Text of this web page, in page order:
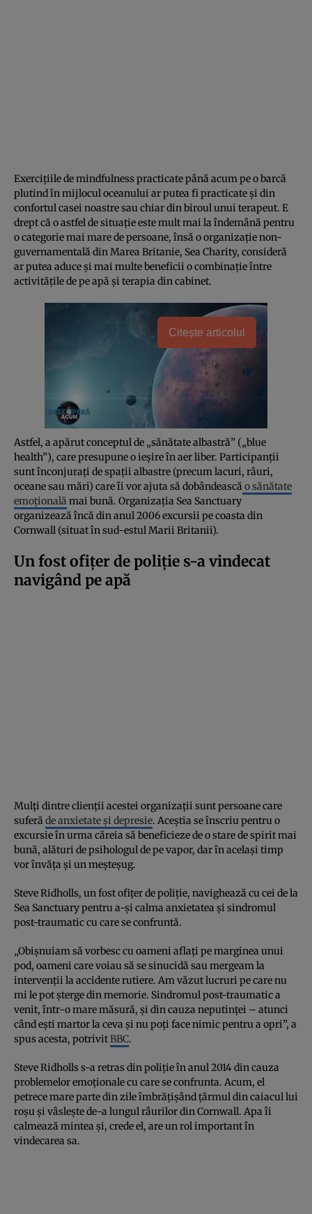
Exercițiile de mindfulness practicate până acum pe o barcă
plutind în mijlocul oceanului ar putea fi practicate și din
confortul casei noastre sau chiar din biroul unui terapeut. E
drept că o astfel de situație este mult mai la îndemână pentru
o categorie mai mare de persoane, însă o organizație non-
guvernamentală din Marea Britanie, Sea Charity, consideră
ar putea aduce și mai multe beneficii o combinație între
activitățile de pe apă și terapia din cabinet.
Citește articolul
Astfel, a apărut conceptul de „sănătate albastră” („blue
health”), care presupune o ieșire în aer liber. Participanții
sunt înconjurați de spații albastre (precum lacuri, râuri,
oceane sau mări) care îi vor ajuta să dobândească o sănătate
emoțională mai bună. Organizația Sea Sanctuary
organizează încă din anul 2006 excursii pe coasta din
Cornwall (situat în sud-estul Marii Britanii).
Un fost ofițer de poliție s-a vindecat
navigând pe apă
Mulți dintre clienții acestei organizații sunt persoane care
suferă de anxietate și depresie. Aceștia se înscriu pentru o
excursie în urma căreia să beneficieze de o stare de spirit mai
bună, alături de psihologul de pe vapor, dar în același timp
vor învăța și un meșteșug.
Steve Ridholls, un fost ofițer de poliție, navighează cu cei de la
Sea Sanctuary pentru a-și calma anxietatea și sindromul
post-traumatic cu care se confruntă.
„Obișnuiam să vorbesc cu oameni aflați pe marginea unui
pod, oameni care voiau să se sinucidă sau mergeam la
intervenții la accidente rutiere. Am văzut lucruri pe care nu
mi le pot șterge din memorie. Sindromul post-traumatic a
venit, într-o mare măsură, și din cauza neputinței – atunci
când ești martor la ceva și nu poți face nimic pentru a opri”, a
spus acesta, potrivitBBC.
Steve Ridholls s-a retras din poliție în anul 2014 din cauza
problemelor emoționale cu care se confrunta. Acum, el
petrece mare parte din zile îmbrățișând țărmul din caiacul lui
roșu și vâslește de-a lungul râurilor din Cornwall. Apa îi
calmează mintea și, crede el, are un rol important în
vindecarea sa.